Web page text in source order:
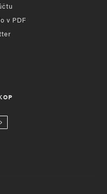
v PDF